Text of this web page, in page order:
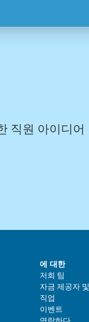
직원 아이디
에 대한
저희 팀
자금 제공자
직업
이벤트